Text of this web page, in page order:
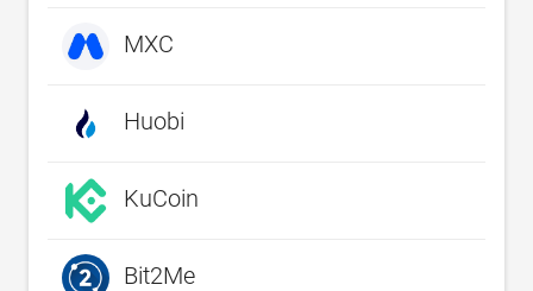
MXC
Huobi
KuCoin
Bit2Me